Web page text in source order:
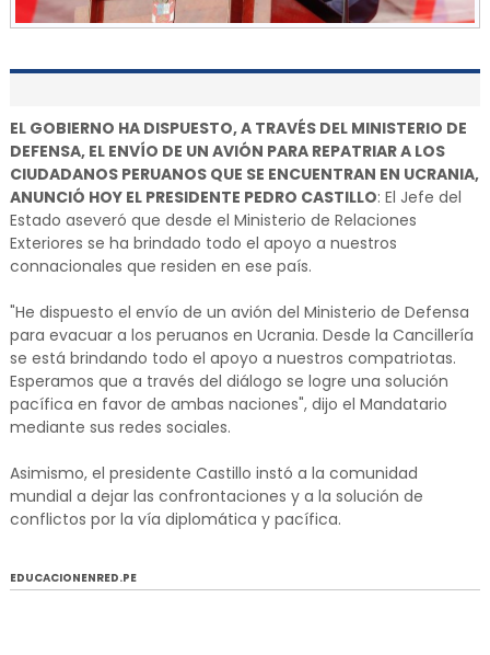
EL GOBIERNO HA DISPUESTO, A TRAVÉS DEL MINISTERIO DE
DEFENSA, EL ENVÍO DE UN AVIÓN PARA REPATRIAR A LOS
CIUDADANOS PERUANOS QUE SE ENCUENTRAN EN UCRANIA,
ANUNCIÓ HOY EL PRESIDENTE PEDRO CASTILLO: El Jefe del
Estado aseveró que desde el Ministerio de Relaciones
Exteriores se ha brindado todo el apoyo a nuestros
connacionales que residen en ese país.
"He dispuesto el envío de un avión del Ministerio de Defensa
para evacuar a los peruanos en Ucrania. Desde la Cancillería
se está brindando todo el apoyo a nuestros compatriotas.
Esperamos que a través del diálogo se logre una solución
pacífica en favor de ambas naciones", dijo el Mandatario
mediante sus redes sociales.
Asimismo, el presidente Castillo instó a la comunidad
mundial a dejar las confrontaciones y a la solución de
conflictos por la vía diplomática y pacífica.
EDUCACIONENRED.PE